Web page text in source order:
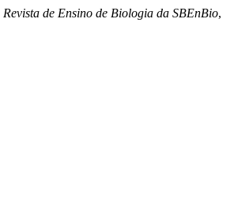
Revista de Ensino de Biologia da SBEnBio,